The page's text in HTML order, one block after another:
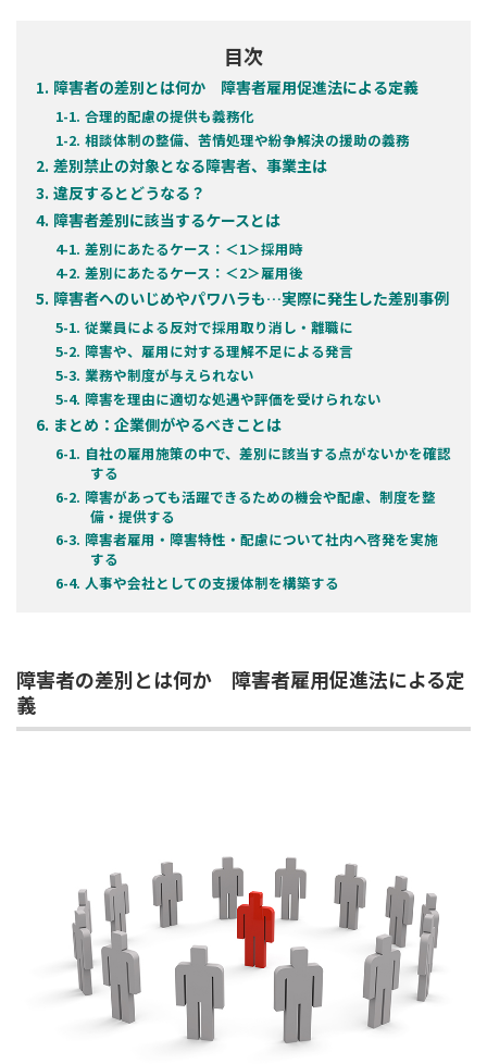
目次
障害者の差別とは何か 障害者雇用促進法による定義
合理的配慮の提供も義務化
相談体制の整備、苦情処理や紛争解決の援助の義務
差別禁止の対象となる障害者、事業主は
違反するとどうなる？
障害者差別に該当するケースとは
差別にあたるケース：＜1＞採用時
差別にあたるケース：＜2＞雇用後
障害者へのいじめやパワハラも…実際に発生した差別事例
従業員による反対で採用取り消し・離職に
障害や、雇用に対する理解不足による発言
業務や制度が与えられない
障害を理由に適切な処遇や評価を受けられない
まとめ：企業側がやるべきことは
自社の雇用施策の中で、差別に該当する点がないかを確認
する
障害があっても活躍できるための機会や配慮、制度を整
備・提供する
障害者雇用・障害特性・配慮について社内へ啓発を実施
する
人事や会社としての支援体制を構築する
障害者の差別とは何か 障害者雇用促進法による定
義